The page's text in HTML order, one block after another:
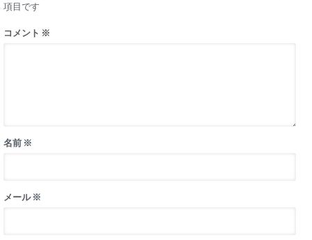
項目です
コメント ※
名前 ※
メール※